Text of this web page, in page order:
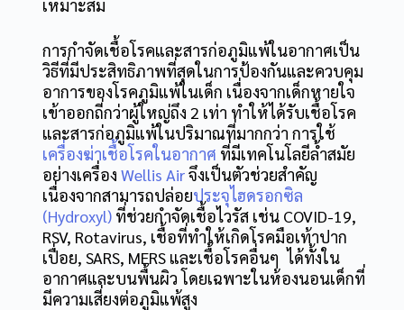
เหมาะสม
การกำจัดเชื้อโรคและสารก่อภูมิแพ้ในอากาศเป็น
วิธีที่มีประสิทธิภาพที่สุดในการป้องกันและควบคุม
อาการของโรคภูมิแพ้ในเด็ก เนื่องจากเด็กหายใจ
เข้าออกถี่กว่าผู้ใหญ่ถึง 2 เท่า ทำให้ได้รับเชื้อโรค
และสารก่อภูมิแพ้ในปริมาณที่มากกว่า การใช้
เครื่องฆ่าเชื้อโรคในอากาศ ที่มีเทคโนโลยีล้ำสมัย
อย่างเครื่อง Wellis Airจึงเป็นตัวช่วยสำคัญ
เนื่องจากสามารถปล่อยประจุไฮดรอกซิล
(Hydroxyl)ที่ช่วยกำจัดเชื้อไวรัส เช่น COVID-19,
RSV, Rotavirus, เชื้อที่ทำให้เกิดโรคมือเท้าปาก
เปื่อย, SARS, MERS และเชื้อโรคอื่นๆ ได้ทั้งใน
อากาศและบนพื้นผิว โดยเฉพาะในห้องนอนเด็กที่
มีความเสี่ยงต่อภูมิแพ้สูง